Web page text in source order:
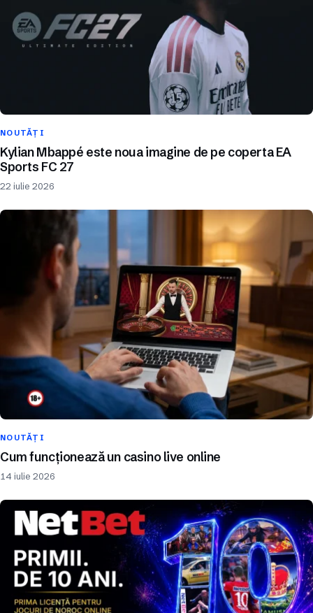
NOUTĂȚI
Kylian Mbappé este noua imagine de pe coperta EA
Sports FC 27
22 iulie 2026
NOUTĂȚI
Cum funcționează un casino live online
14 iulie 2026